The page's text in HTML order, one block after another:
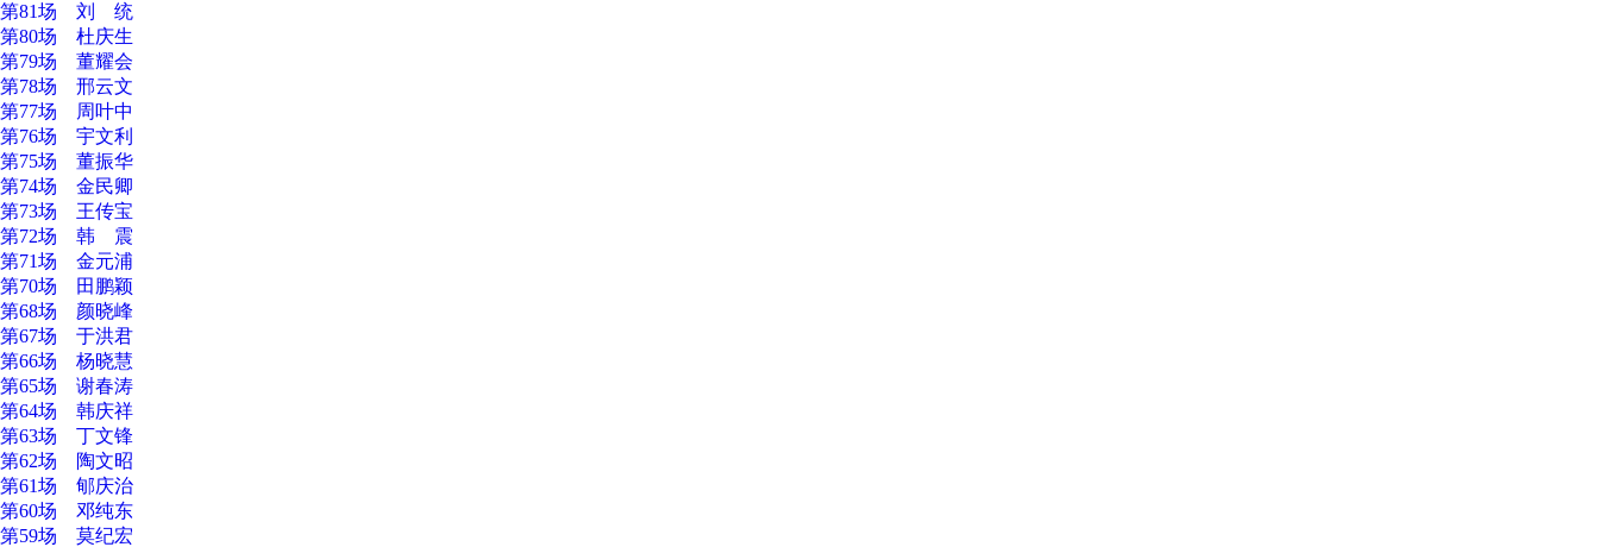
第81场 刘 统
第80场 杜庆生
第79场 董耀会
第78场 邢云文
第77场 周叶中
第76场 宇文利
第75场 董振华
第74场 金民卿
第73场 王传宝
第72场 韩 震
第71场 金元浦
第70场 田鹏颖
第68场 颜晓峰
第67场 于洪君
第66场 杨晓慧
第65场 谢春涛
第64场 韩庆祥
第63场 丁文锋
第62场 陶文昭
第61场 郇庆治
第60场 邓纯东
第59场 莫纪宏